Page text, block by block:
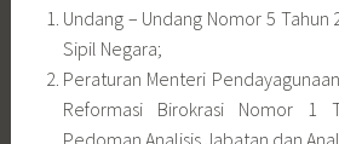
Daerah;
Elemen Penting dari ANJAB
Job Description (Deskripsi Jabatan)